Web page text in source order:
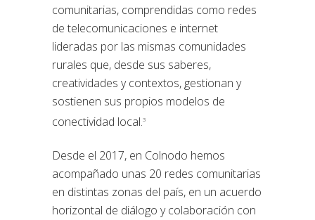
comunitarias, comprendidas como redes
de telecomunicaciones e internet
lideradas por las mismas comunidades
rurales que, desde sus saberes,
creatividades y contextos, gestionan y
sostienen sus propios modelos de
conectividad local.3
Desde el 2017, en Colnodo hemos
acompañado unas 20 redes comunitarias
en distintas zonas del país, en un acuerdo
horizontal de diálogo y colaboración con